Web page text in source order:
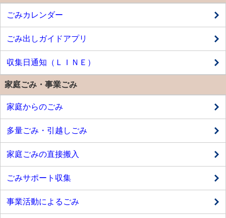
ごみカレンダー
ごみ出しガイドアプリ
収集日通知（ＬＩＮＥ）
家庭ごみ・事業ごみ
家庭からのごみ
多量ごみ・引越しごみ
家庭ごみの直接搬入
ごみサポート収集
事業活動によるごみ